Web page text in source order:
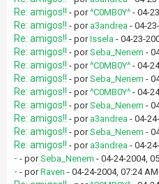
Re: amigos!! - por^C0MB0Y^ - 04-
Re: amigos!! - por a3andrea - 04-
Re: amigos!! - porIssela - 04-23-
Re: amigos!! - porSeba_Nenem -
Re: amigos!! - por^C0MB0Y^ - 04-
Re: amigos!! - porSeba_Nenem -
Re: amigos!! - por^C0MB0Y^ - 04-
Re: amigos!! - porSeba_Nenem -
Re: amigos!! - por a3andrea - 04-
Re: amigos!! - porSeba_Nenem -
Re: amigos!! - por a3andrea - 04-
- - porSeba_Nenem - 04-24-2004,
- - porRaven - 04-24-2004, 07:24 AM